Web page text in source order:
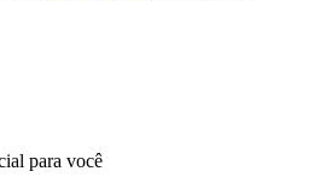
para você